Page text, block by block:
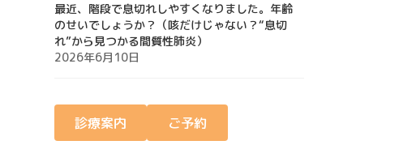
最近、階段で息切れしやすくなりました。年齢
のせいでしょうか？（咳だけじゃない？“息切
れ”から見つかる間質性肺炎）
2026年6月10日
診療案内 ご予約